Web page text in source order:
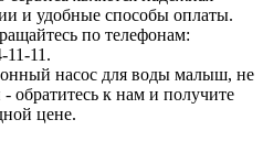
и удобные способы оплаты.
по телефонам:
11-11.
насос для воды малыш, не
обратитесь к нам и получите
цене.